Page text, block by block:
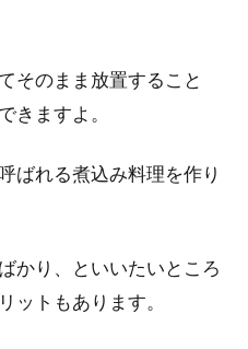
そのまま放置すること
きますよ。
ばれる煮込み料理を作り
かり、といいたいところ
ットもあります。